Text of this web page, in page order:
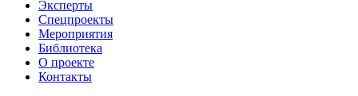
Эксперты
Спецпроекты
Мероприятия
Библиотека
О проекте
Контакты